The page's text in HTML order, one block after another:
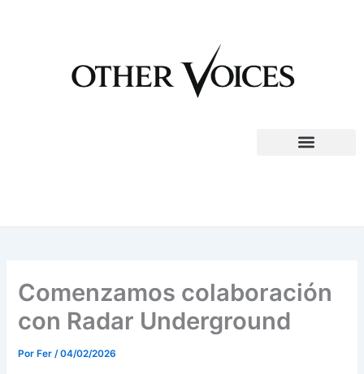
Comenzamos colaboración
con Radar Underground
PorFer/04/02/2026